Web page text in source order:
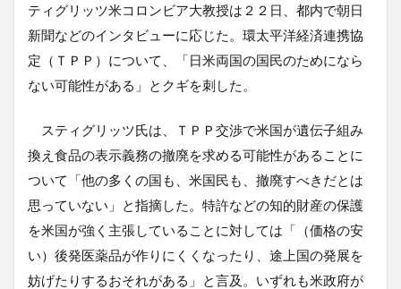
ティグリッツ米コロンビア大教授は２２日、都内で朝日
新聞などのインタビューに応じた。環太平洋経済連携協
定（ＴＰＰ）について、「日米両国の国民のためになら
ない可能性がある」とクギを刺した。
スティグリッツ氏は、ＴＰＰ交渉で米国が遺伝子組み
換え食品の表示義務の撤廃を求める可能性があることに
ついて「他の多くの国も、米国民も、撤廃すべきだとは
思っていない」と指摘した。特許などの知的財産の保護
を米国が強く主張していることに対しては「（価格の安
い）後発医薬品が作りにくくなったり、途上国の発展を
妨げたりするおそれがある」と言及。いずれも米政府が